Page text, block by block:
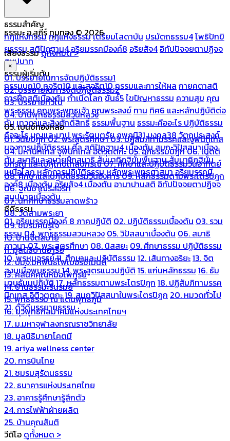
ธรรมสำคัญ
กฎแห่งกรรมกฎแห่งธรรมเตรียมโสดาบัน ปรมัตถธรรม4โพธิปักขิ
ยธรรมสติปัฏฐาน4อริยมรรคมีองค์8 อริยสัจ4 อิทัปปัจจยตาปฏิจจ
สมุปบาท
ธรรมผู้เริ่มต้น
กรรมบถ10 ทุจริต10 และสุจริต10กรรมและการให้ผล กายคตาสติ
การฝึกสติเบื้องต้นกำเนิดโลกขันธ์5ไขปัญหาธรรม ความสุข คุณ
พระธรรมคุณพระพุทธเจ้าคุณพระสงฆ์ ทาน ทิศ6 และหลักปฏิบัติต่อ
กันเทวดาและสิ่งศักดิ์สิทธิ์ธรรมพื้นฐาน ธรรมะคืออะไร ปฏิบัติธรรม
คืออะไรบุญและบาปพระรัตนตรัยภพภูมิ31 มงคล38 วัตถุประสงค์
ของการปฏิบัติธรรมศีลสติปัฏฐาน4 เบื้องต้นสมถะวิปัสสนาเบื้อง
ต้นสมาธิและอุบายฝึกสมาธิสัมมาทิฏฐิขั้นพื้นฐานสัมมาทิฏฐิขั้น
เหนือโลกหลักการปฏิบัติธรรมหลักพระพุทธศาสนาอริยมรรคมี
องค์8 เบื้องต้นอริยสัจ4 เบื้องต้นอานาปานสติอิทัปปัจจยตาปฏิจจ
สมุปบาทเบื้องต้น
ซีดีธรรม
01. อริยมรรคมีองค์ 8 ภาคปฏิบัติ 02. ปฏิบัติธรรมเบื้องต้น 03. รวม
ธรรม04. พุทธธรรมสวนหลวง 05. วิปัสสนาเบื้องต้น 06. สมาธิ
ภาวนา07. พระสูตรศึกษา 08. นิสสยะ 09. ศึกษาธรรม ปฏิบัติธรรม
10. พรหมจรรย์11. ศึกษาและปฏิบัติธรรม 12. เส้นทางอริยะ13. จิต
สงบเมื่อพบธรรม14. พระสูตรแนวปฏิบัติ 15. แก่นหลักธรรม 16. ธัม
มานุธัมมปฏิบัติ17. หลักธรรมตามพระไตรปิฎก 18. ปฏิสัมภิทามรรค
นิทเทส อิติวุตตกะ19. สมถวิปัสสนาในพระไตรปิฎก 20. หมวดทั่วไป
21. ดีวีดีบรรยายธรรม
ธรรมะ อ.สุภีร์ ทุมทอง © 2026
เสียงธรรมดูทั้งหมด >
×
01. บรรยายในการจัดปฏิบัติธรรม1
02. บรรยายในการจัดปฏิบัติธรรม2
03. บรรยายทั่วไป
04. บ้านพุทธธรรมสวนหลวง
05. เบนซ์ทองหล่อ
01. วินัยปิฎก02. พระสูตรศึกษา03. ปฏิสัมภิทามรรคและจูฬนิทเทส
04. มหานิทเทส จูฬนิทเทส อิติวุตตกะ05. อภิธรรมปิฎก06. เนตติ
ปกรณ์ และเปฏโกปเทสปกรณ์07. ศึกษาและปฏิบัติธรรมวันอาทิตย์
08. ศึกษาและปฏิบัติธรรมวันอังคาร09. หลักธรรมตามพระไตรปิฎก
06. ฐณิชาฌ์รีสอร์ท
07. นักศึกษาธรรมลาดพร้าว
08. วัดสามพระยา
09. ชมรมคนรู้ใจ
10. บ้านจิตสบาย
11. มูลนิธิบ้านอารีย์
12. บมจ.มหพันธ์ไฟเบอร์ซีเมนต์
13. คลีนิคคุณหมอไพทูรย์
14. บ้านธรรมะรื่นรมย์
15. พุทธธรรม ณ แดนพุทธภูมิ
16. ยุวพุทธิกสมาคมแห่งประเทศไทยฯ
17. ม.มหาจุฬาลงกรณราชวิทยาลัย
18. มูลนิธิมายาโคตมี
19. ariya wellness center
20. การบินไทย
21. ชมรมสุรัตนธรรม
22. ธนาคารแห่งประเทศไทย
23. อาคารรู้ศึกษารู้สึกตัว
24. การไฟฟ้าฝ่ายผลิต
25. บ้านคุณสันติ
วีดีโอ ดูทั้งหมด >